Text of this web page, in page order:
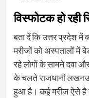
विस्फोटक हो रही
बता दें कि उत्तर प्रदेश में
मरीजों को अस्पतालों में
रहे लोगों के सामने दवा
के चलते राजधानी लखनऊ
हुआ है। कई मरीज ऐसे है